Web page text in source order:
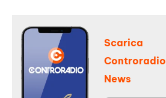
Scarica
Controradio
News